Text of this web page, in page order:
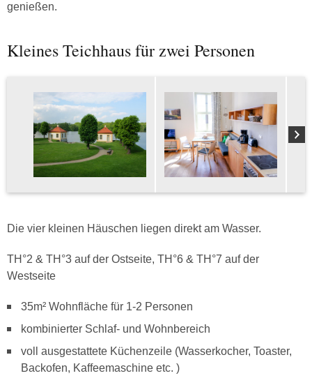
genießen.
Kleines Teichhaus für zwei Personen
Die vier kleinen Häuschen liegen direkt am Wasser.
TH°2 & TH°3 auf der Ostseite, TH°6 & TH°7 auf der
Westseite
35m² Wohnfläche für 1-2 Personen
kombinierter Schlaf- und Wohnbereich
voll ausgestattete Küchenzeile (Wasserkocher, Toaster,
Backofen, Kaffeemaschine etc. )